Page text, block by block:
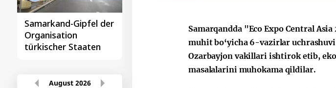
Samarkand-Gipfel der
Organisation
türkischer Staaten
Gipfeltreffen
Zentralasien-China
August 2026
Samarqandda "Eco Expo Central
muhit bo‘yicha 6-vazirlar uchrashuvi
Ozarbayjon vakillari ishtirok etib,
masalalarini muhokama qildilar.